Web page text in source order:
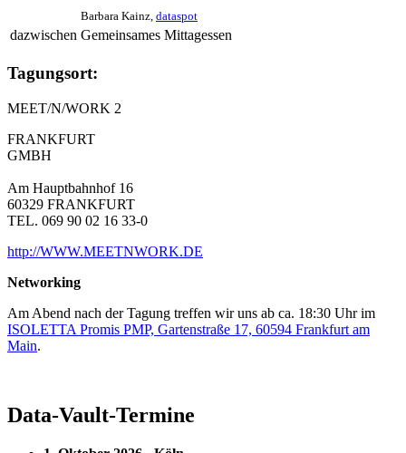
Barbara Kainz, dataspot
dazwischen Gemeinsames Mittagessen
Tagungsort:
MEET/N/WORK 2
FRANKFURT
GMBH
Am Hauptbahnhof 16
60329 FRANKFURT
TEL. 069 90 02 16 33-0
http://WWW.MEETNWORK.DE
Networking
Am Abend nach der Tagung treffen wir uns ab ca. 18:30 Uhr im
ISOLETTA Promis PMP, Gartenstraße 17, 60594 Frankfurt am
Main.
Data-Vault-Termine